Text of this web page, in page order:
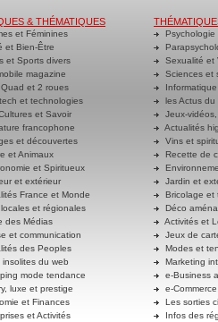
& THÉMATIQUES
et Féminines
et Bien-Être
et Sports divers
magazine
Quad et 2 roues
et technologies
et Savoir
francophone
et découvertes
et Animaux
et Spiritueux
et extérieur
France et Monde
et régionales
des Médias
et communication
des Peoples
insolites du web
mode tendance
luxe et prestige
et Finances
et Activités
Psychologie
Sexualité et
Sciences et
les Actus du
Jeux-
Actualités
Vins et
Recette de
Jardin et
Bricolage et
Déco
Activités et
Jeux de
Modes et
Marketing
e-Business
e-
Les sorties
Infos des